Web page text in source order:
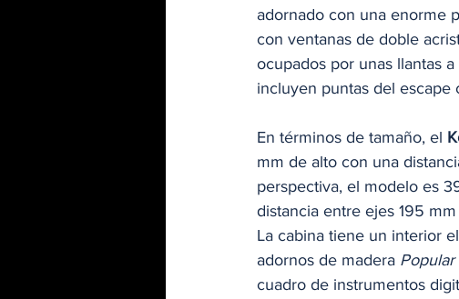
adornado con una enorme
con ventanas de doble
ocupados por unas llantas
incluyen puntas del escape
En términos de tamaño, el
mm de alto con una
perspectiva, el modelo es
distancia entre ejes 195
La cabina tiene un interior
adornos de madera
cuadro de instrumentos